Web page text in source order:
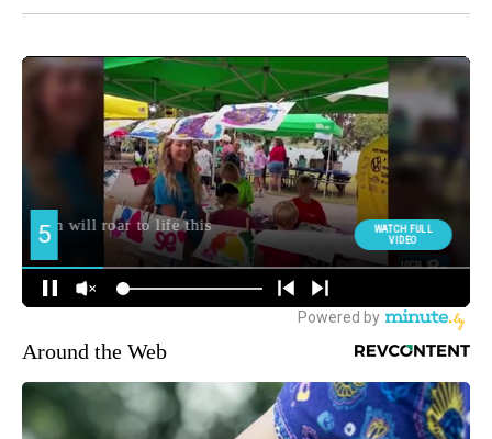
Around the Web